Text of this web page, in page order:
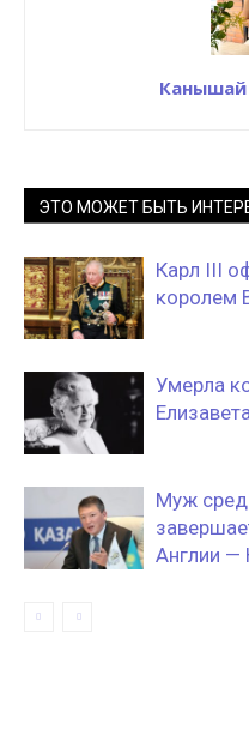
Канышай
ЭТО МОЖЕТ БЫТЬ
Карл III
королем
Умерла
Муж
Англии —